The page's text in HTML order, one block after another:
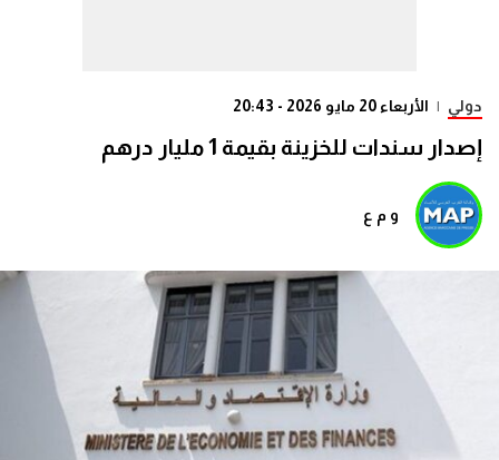
دولي | الأربعاء 20 مايو 2026 - 20:43
إصدار سندات للخزينة بقيمة 1 مليار درهم
و م ع